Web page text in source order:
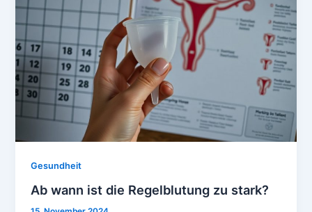
Gesundheit
Ab wann ist die Regelblutung zu stark?